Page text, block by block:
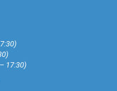
17:30)